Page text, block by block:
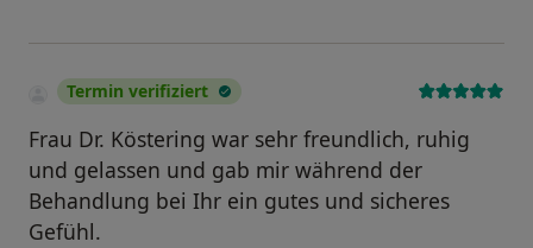
Termin verifiziert
Frau Dr. Köstering war sehr freundlich, ruhig
und gelassen und gab mir während der
Behandlung bei Ihr ein gutes und sicheres
Gefühl.